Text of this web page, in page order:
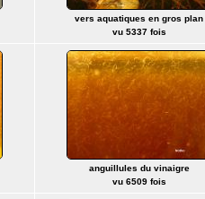
vers aquatiques en gros plan
vu 5337 fois
anguillules du vinaigre
vu 6509 fois